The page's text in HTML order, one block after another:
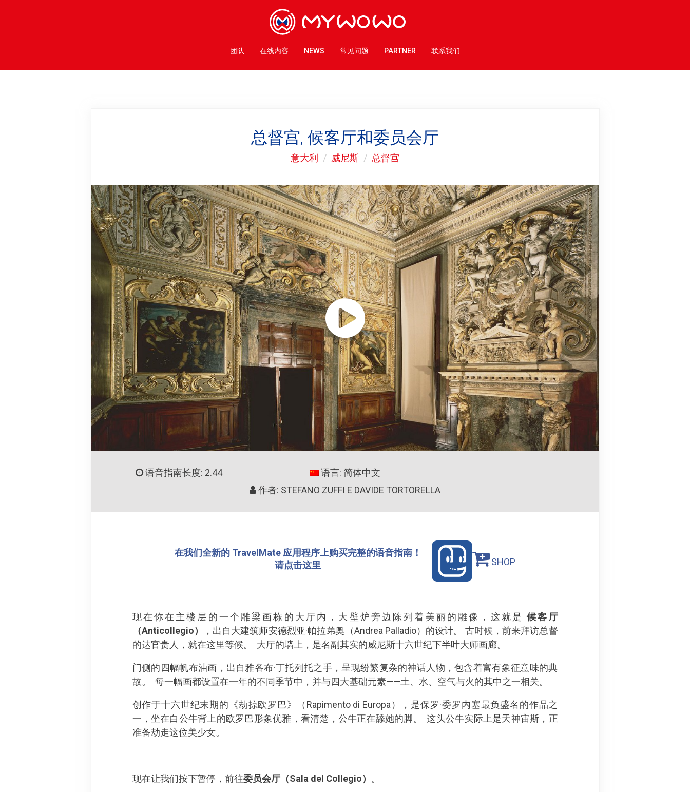
团队 在线内容 NEWS 常见问题 PARTNER 联系我们
总督宫, 候客厅和委员会厅
意大利 威尼斯 总督宫
语音指南长度: 2.44
语言: 简体中文
作者: STEFANO ZUFFI E DAVIDE TORTORELLA
在我们全新的 TravelMate 应用程序上购买完整的语音指南！
请点击这里
SHOP
现在你在主楼层的一个雕梁画栋的大厅内，大壁炉旁边陈列着美丽的雕像，这就是候客厅
（Anticollegio）
，出自大建筑师安德烈亚·帕拉弟奥（Andrea Palladio）的设计。 古时候，前来拜访总督
的达官贵人，就在这里等候。 大厅的墙上，是名副其实的威尼斯十六世纪下半叶大师画廊。
门侧的四幅帆布油画，出自雅各布·丁托列托之手，呈现纷繁复杂的神话人物，包含着富有象征意味的典
故。 每一幅画都设置在一年的不同季节中，并与四大基础元素——土、水、空气与火的其中之一相关。
创作于十六世纪末期的《劫掠欧罗巴》（Rapimento di Europa），是保罗·委罗内塞最负盛名的作品之
一，坐在白公牛背上的欧罗巴形象优雅，看清楚，公牛正在舔她的脚。 这头公牛实际上是天神宙斯，正
准备劫走这位美少女。
现在让我们按下暂停，前往委员会厅（Sala del Collegio） 。